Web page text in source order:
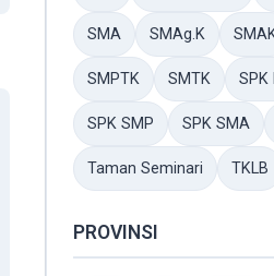
SMA SMAg.K
SMPTK SMTK SPK
SPK SMP SPK SMA
Taman Seminari TKLB
PROVINSI